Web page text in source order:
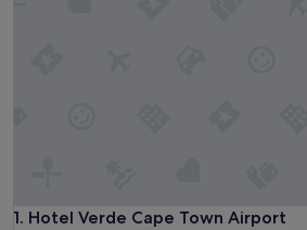
1. Hotel Verde Cape Town Airport
Hotel Verde Cape Town Airport